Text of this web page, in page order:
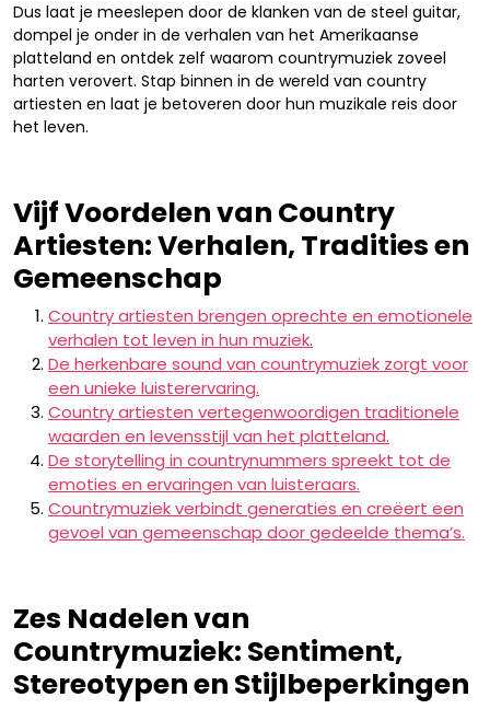
Dus laat je meeslepen door de klanken van de steel guitar,
dompel je onder in de verhalen van het Amerikaanse
platteland en ontdek zelf waarom countrymuziek zoveel
harten verovert. Stap binnen in de wereld van country
artiesten en laat je betoveren door hun muzikale reis door
het leven.
Vijf Voordelen van Country
Artiesten: Verhalen, Tradities en
Gemeenschap
Country artiesten brengen oprechte en emotionele
verhalen tot leven in hun muziek.
De herkenbare sound van countrymuziek zorgt voor
een unieke luisterervaring.
Country artiesten vertegenwoordigen traditionele
waarden en levensstijl van het platteland.
De storytelling in countrynummers spreekt tot de
emoties en ervaringen van luisteraars.
Countrymuziek verbindt generaties en creëert een
gevoel van gemeenschap door gedeelde thema’s.
Zes Nadelen van
Countrymuziek: Sentiment,
Stereotypen en Stijlbeperkingen